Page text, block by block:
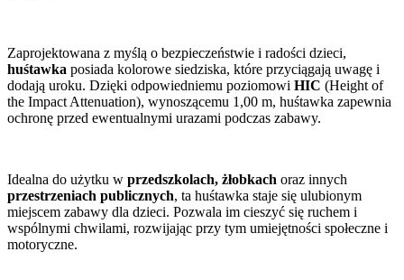
Zaprojektowana z myślą o bezpieczeństwie i radości dzieci,
huśtawka posiada kolorowe siedziska, które przyciągają uwagę i
dodają uroku. Dzięki odpowiedniemu poziomowi HIC (Height of
the Impact Attenuation), wynoszącemu 1,00 m, huśtawka zapewnia
ochronę przed ewentualnymi urazami podczas zabawy.
Idealna do użytku w przedszkolach, żłobkach oraz innych
przestrzeniach publicznych, ta huśtawka staje się ulubionym
miejscem zabawy dla dzieci. Pozwala im cieszyć się ruchem i
wspólnymi chwilami, rozwijając przy tym umiejętności społeczne i
motoryczne.